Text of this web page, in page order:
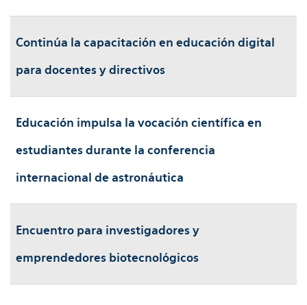
Continúa la capacitación en educación digital
para docentes y directivos
Educación impulsa la vocación científica en
estudiantes durante la conferencia
internacional de astronáutica
Encuentro para investigadores y
emprendedores biotecnológicos